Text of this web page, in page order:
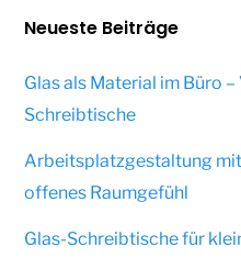
Neueste Beiträge
Glas als Material im Büro
Schreibtische
Arbeitsplatzgestaltung
offenes Raumgefühl
Glas-Schreibtische für